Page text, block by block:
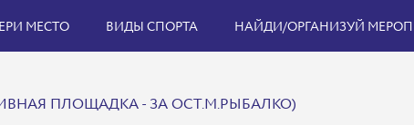
МЕСТО ВИДЫ СПОРТА НАЙДИ/ОРГАНИЗУЙ
ПЛОЩАДКА - ЗА ОСТ.М.РЫБАЛКО)